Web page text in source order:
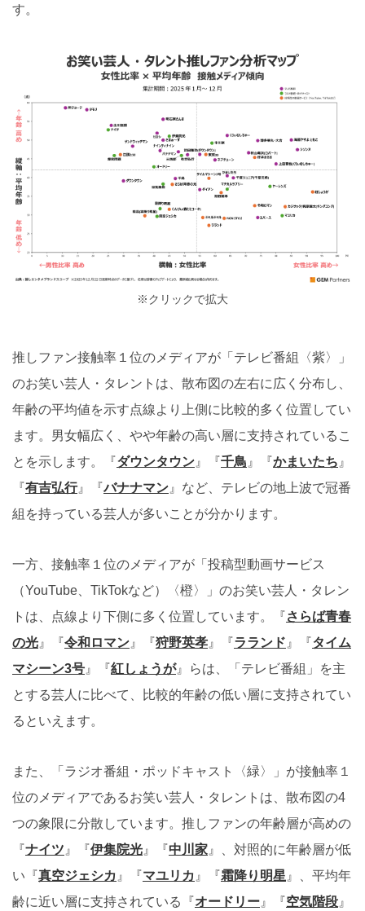
す。
※クリックで拡大
推しファン接触率１位のメディアが「テレビ番組〈紫〉」
のお笑い芸人・タレントは、散布図の左右に広く分布し、
年齢の平均値を示す点線より上側に比較的多く位置してい
ます。男女幅広く、やや年齢の高い層に支持されているこ
とを示します。『 ダウンタウン』『 千鳥』『 かまいたち』
『 有吉弘行』『バナナマン』など、テレビの地上波で冠番
組を持っている芸人が多いことが分かります。
一方、接触率１位のメディアが「投稿型動画サービス
（YouTube、TikTokなど）〈橙〉」のお笑い芸人・タレン
トは、点線より下側に多く位置しています。『 さらば青春
の光』『 令和ロマン』『 狩野英孝』『 ラランド』『 タイム
マシーン3号』『 紅しょうが』らは、「テレビ番組」を主
とする芸人に比べて、比較的年齢の低い層に支持されてい
るといえます。
また、「ラジオ番組・ポッドキャスト〈緑〉」が接触率１
位のメディアであるお笑い芸人・タレントは、散布図の4
つの象限に分散しています。推しファンの年齢層が高めの
『 ナイツ』『 伊集院光』『 中川家』、対照的に年齢層が低
い『 真空ジェシカ 』『 マユリカ 』『 霜降り明星』、平均年
齢に近い層に支持されている『 オードリー』『 空気階段』